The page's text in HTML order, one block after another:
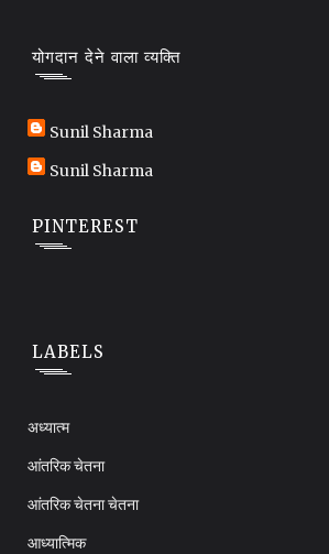
योगदान देने वाला व्यक्ति
Sunil Sharma
Sunil Sharma
PINTEREST
LABELS
अध्यात्म
आंतरिक चेतना
आंतरिक चेतना चेतना
आध्यात्मिक